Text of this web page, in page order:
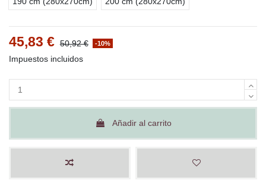
45,83 € 50,92 € -10%
Impuestos incluidos
Añadir al carrito